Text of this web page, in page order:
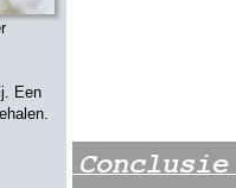
Conclusie
Een